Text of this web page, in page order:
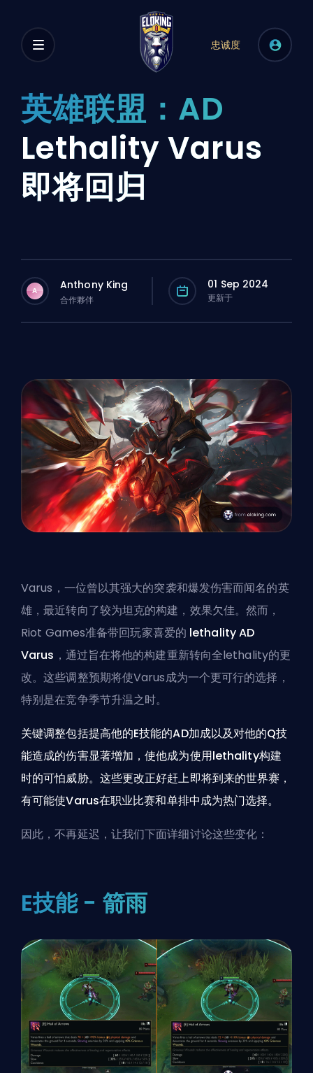
忠诚度
英雄联盟：AD
Lethality Varus
即将回归
A Anthony King
合作夥伴
01 Sep 2024
更新于
Varus，一位曾以其强大的突袭和爆发伤害而闻名的英
雄，最近转向了较为坦克的构建，效果欠佳。然而，
Riot Games准备带回玩家喜爱的 lethality AD
Varus ，通过旨在将他的构建重新转向全lethality的更
改。这些调整预期将使Varus成为一个更可行的选择，
特别是在竞争季节升温之时。
关键调整包括提高他的E技能的AD加成以及对他的Q技
能造成的伤害显著增加，使他成为使用lethality构建
时的可怕威胁。这些更改正好赶上即将到来的世界赛，
有可能使Varus在职业比赛和单排中成为热门选择。
因此，不再延迟，让我们下面详细讨论这些变化：
E技能 - 箭雨